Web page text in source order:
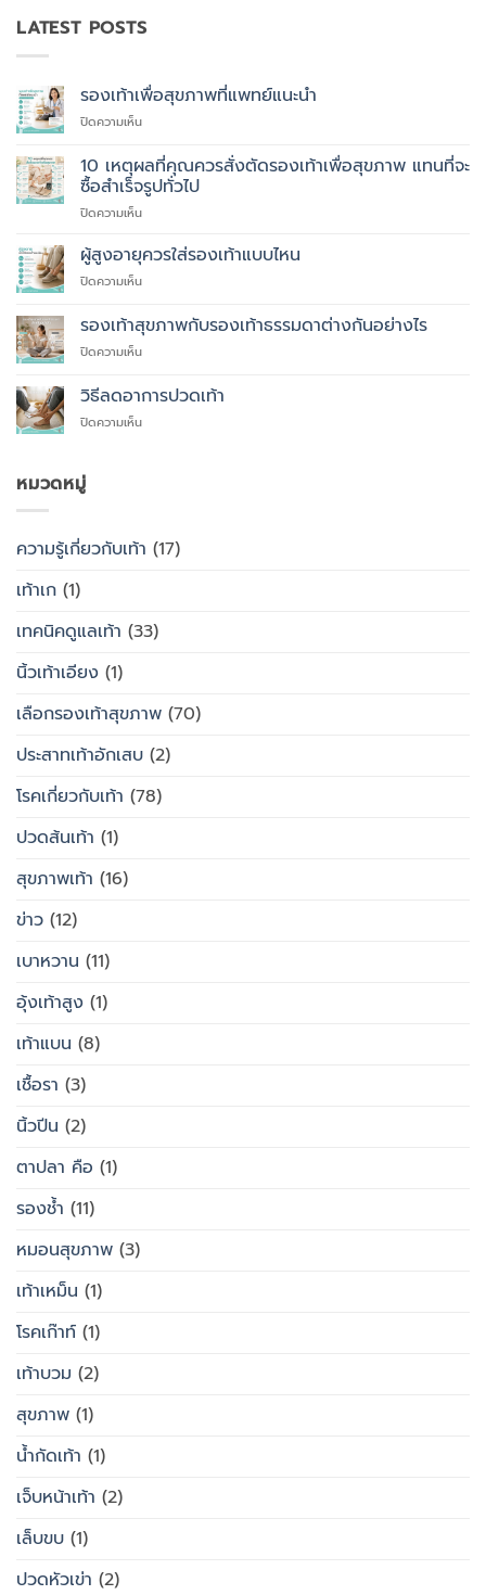
LATEST POSTS
รองเท้าเพื่อสุขภาพที่แพทย์แนะนำ
ปิดความเห็นบน
เพื่อ
สุขภาพ
ที่
แพทย์
10 เหตุผลที่คุณควรสั่งตัดรองเท้าเพื่อสุขภาพ แทนที่จะ
ซื้อสำเร็จรูปทั่วไป
ปิดความเห็นบน
เหตุผล
คุณ
สั่ง
ตัด
รองเท้า
สุขภาพ
ผู้สูงอายุควรใส่รองเท้าแบบไหน
ปิดความเห็นบน
สูง
อายุ
ควร
รองเท้า
ไหน
รองเท้าสุขภาพกับรองเท้าธรรมดาต่างกันอย่างไร
ปิดความเห็นบน
สุขภาพ
กับ
รองเท้า
วิธีลดอาการปวดเท้า
ปิดความเห็นบน
หมวดหมู่
ความรู้เกี่ยวกับเท้า (17)
เท้าเก (1)
เทคนิคดูแลเท้า (33)
นิ้วเท้าเอียง (1)
เลือกรองเท้าสุขภาพ (70)
ประสาทเท้าอักเสบ (2)
โรคเกี่ยวกับเท้า (78)
ปวดส้นเท้า (1)
สุขภาพเท้า (16)
ข่าว (12)
เบาหวาน (11)
อุ้งเท้าสูง (1)
เท้าแบน (8)
เชื้อรา (3)
นิ้วปีน (2)
ตาปลา คือ (1)
รองช้ำ (11)
หมอนสุขภาพ (3)
เท้าเหม็น (1)
โรคเก๊าท์ (1)
เท้าบวม (2)
สุขภาพ (1)
น้ำกัดเท้า (1)
เจ็บหน้าเท้า (2)
เล็บขบ (1)
ปวดหัวเข่า (2)